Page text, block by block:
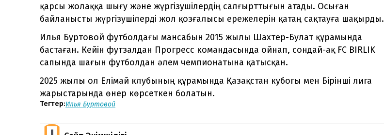
қарсы жолаққа шығу және жүргізушілердің салғырттығын атады. Осыған
байланысты жүргізушілерді жол қозғалысы ережелерін қатаң сақтауға шақырды.
Илья Буртовой футболдағы мансабын 2015 жылы Шахтер-Булат құрамында
бастаған. Кейін футзалдан Прогресс командасында ойнап, сондай-ақ FC BIRLIK
сапында шағын футболдан әлем чемпионатына қатысқан.
2025 жылы ол Елімай клубының құрамында Қазақстан кубогы мен Бірінші лига
жарыстарында өнер көрсеткен болатын.
Тегтер:Илья Буртовой